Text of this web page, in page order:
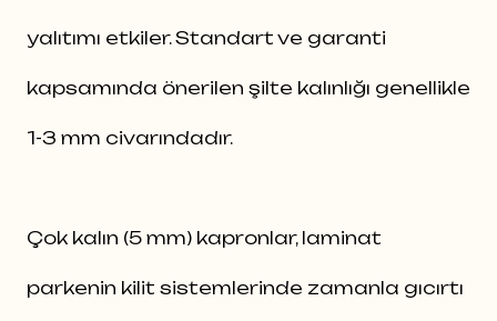
yalıtımı etkiler. Standart ve garanti
kapsamında önerilen şilte kalınlığı genellikle
1-3 mm civarındadır.
Çok kalın (5 mm) kapronlar, laminat
parkenin kilit sistemlerinde zamanla gıcırtı